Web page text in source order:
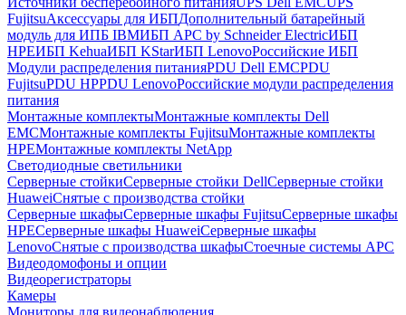
FujitsuАксессуары для ИБПДополнительный батарейный
модуль для ИПБ IBMИБП APC by Schneider ElectricИБП
HPEИБП KehuaИБП KStarИБП LenovoРоссийские ИБП
Модули распределения питанияPDU Dell EMCPDU
FujitsuPDU HPPDU LenovoРоссийские модули распределения
питания
Монтажные комплектыМонтажные комплекты Dell
EMCМонтажные комплекты FujitsuМонтажные комплекты
HPEМонтажные комплекты NetApp
Светодиодные светильники
Серверные стойкиСерверные стойки DellСерверные стойки
HuaweiСнятые с производства стойки
Серверные шкафыСерверные шкафы FujitsuСерверные шкафы
HPEСерверные шкафы HuaweiСерверные шкафы
LenovoСнятые с производства шкафыСтоечные системы APC
Видеодомофоны и опции
Видеорегистраторы
Камеры
Мониторы для видеонаблюдения